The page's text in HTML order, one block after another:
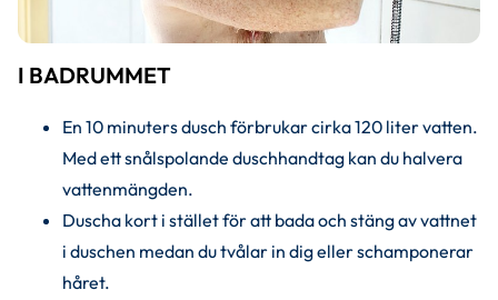
I BADRUMMET
En 10 minuters dusch förbrukar cirka 120 liter vatten.
Med ett snålspolande duschhandtag kan du halvera
vattenmängden.
Duscha kort i stället för att bada och stäng av vattnet
i duschen medan du tvålar in dig eller schamponerar
håret.